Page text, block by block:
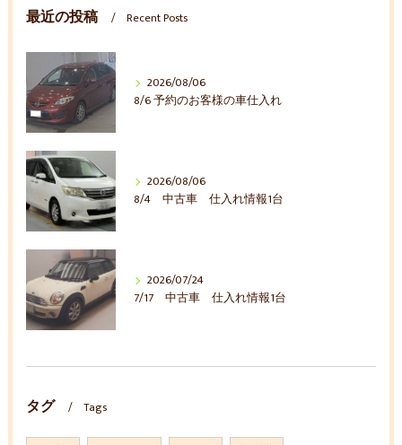
最近の投稿 Recent Posts
2026/08/06
8/6 予約のお客様の車仕入れ
2026/08/06
8/4 中古車 仕入れ情報1台
2026/07/24
7/17 中古車 仕入れ情報1台
タグ Tags